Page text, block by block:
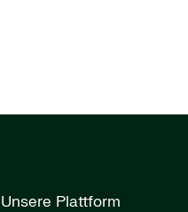
Unsere Plattform